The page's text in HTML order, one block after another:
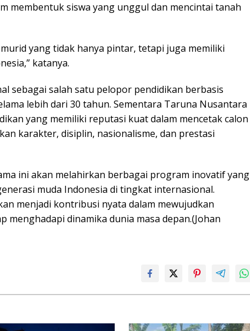
membentuk siswa yang unggul dan mencintai tanah
yang tidak hanya pintar, tetapi juga memiliki
katanya.
sebagai salah satu pelopor pendidikan berbasis
lebih dari 30 tahun. Sementara Taruna Nusantara
yang memiliki reputasi kuat dalam mencetak calon
karakter, disiplin, nasionalisme, dan prestasi
ini akan melahirkan berbagai program inovatif yang
muda Indonesia di tingkat internasional.
menjadi kontribusi nyata dalam mewujudkan
menghadapi dinamika dunia masa depan.(Johan